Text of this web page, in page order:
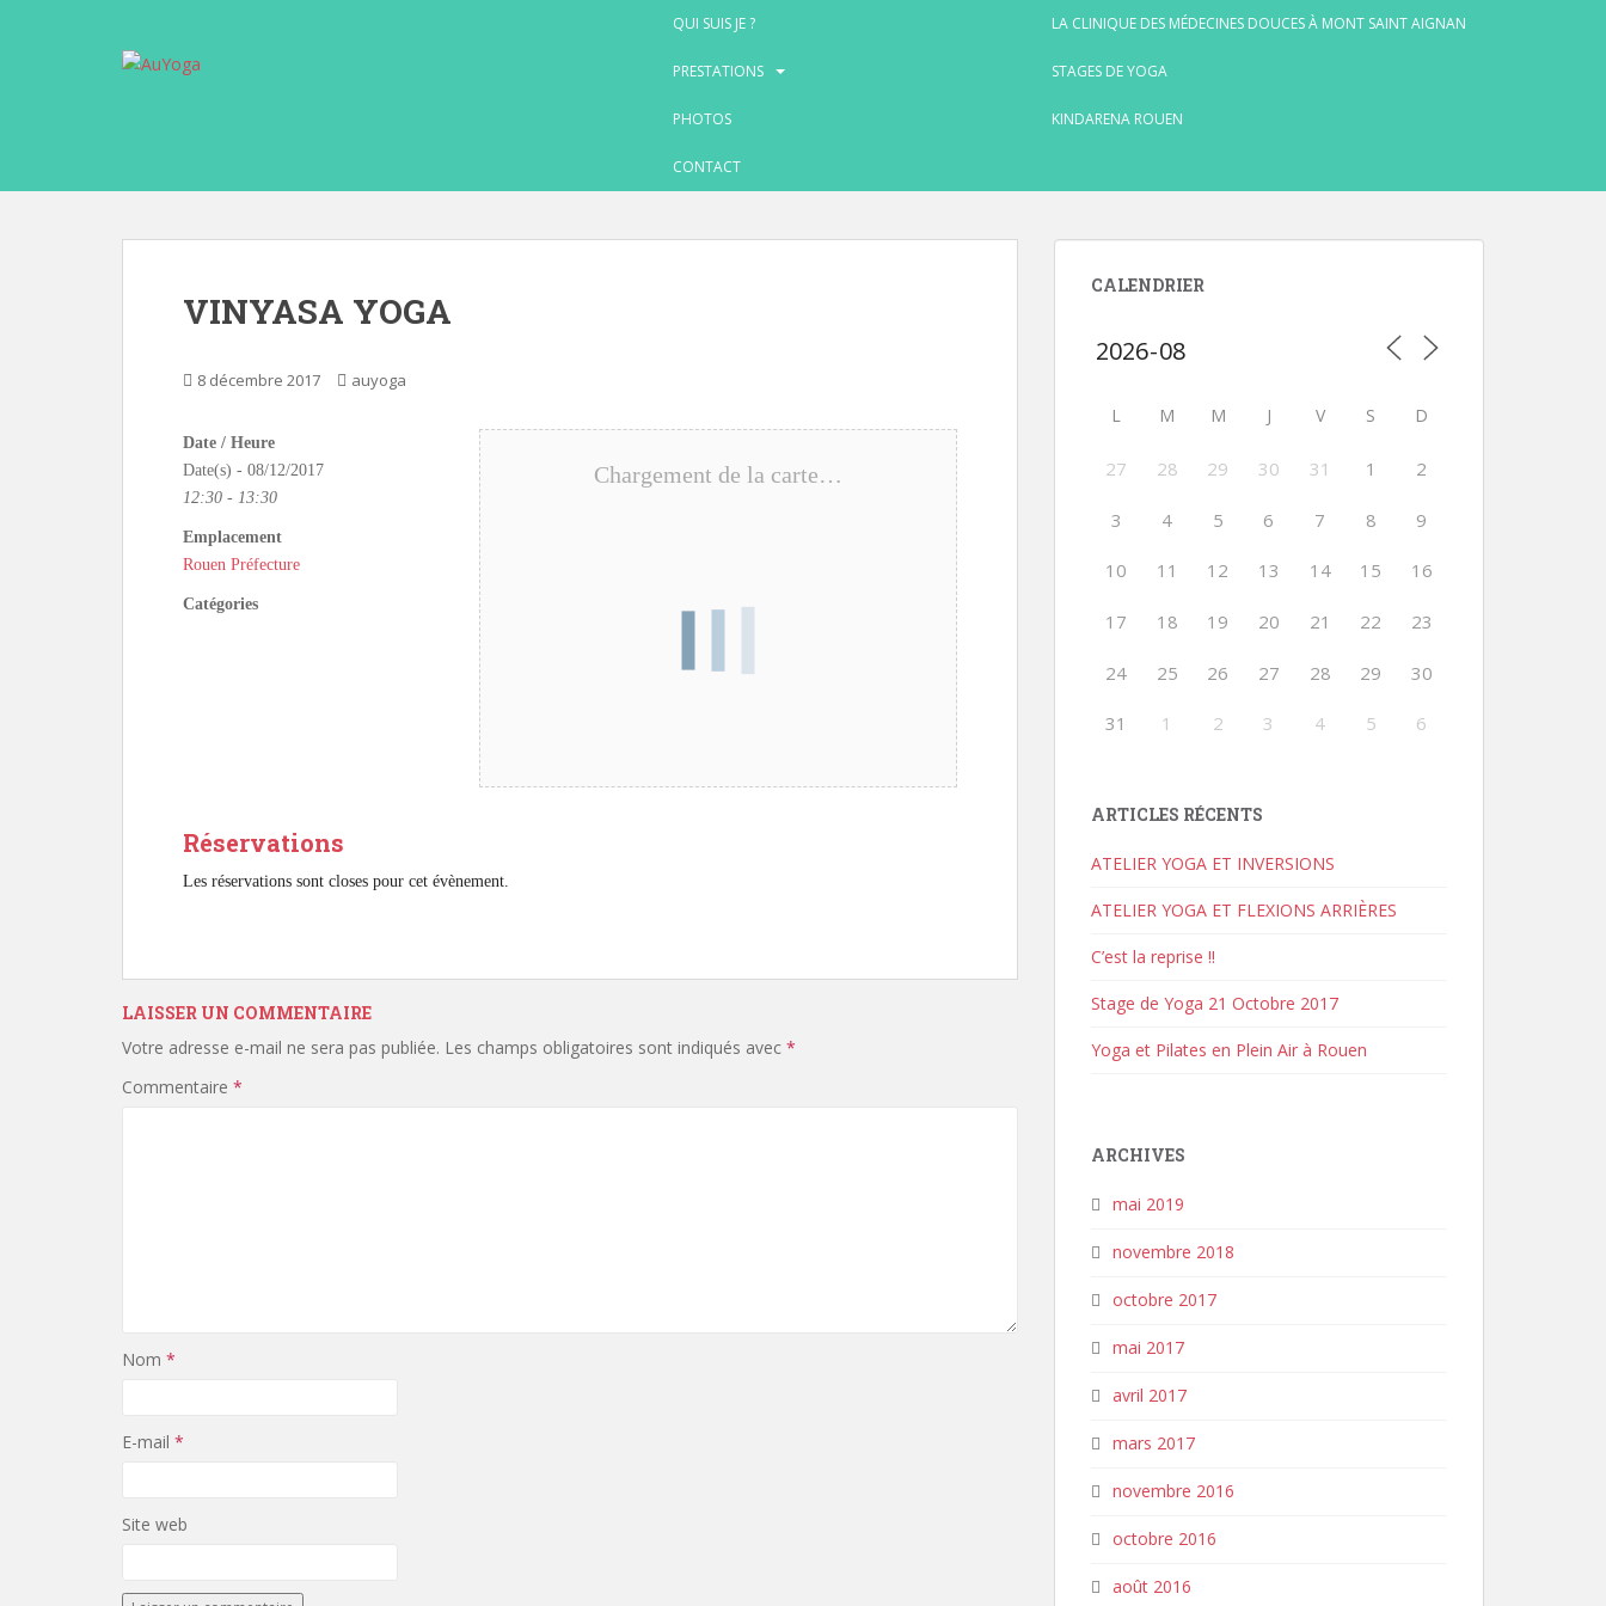
QUI SUIS JE ?
PRESTATIONS
PHOTOS
CONTACT
LA CLINIQUE DES MÉDECINES DOUCES À MONT SAINT AIGNAN
STAGES DE YOGA
KINDARENA ROUEN
VINYASA YOGA
8 décembre 2017 auyoga
Chargement de la carte…
Date / Heure
Date(s) - 08/12/2017
12:30 - 13:30
Emplacement
Rouen Préfecture
Catégories
Réservations
Les réservations sont closes pour cet évènement.
LAISSER UN COMMENTAIRE
Votre adresse e-mail ne sera pas publiée. Les champs obligatoires sont indiqués avec *
Commentaire *
Nom *
E-mail *
Site web
CALENDRIER
L M M J V S D
27 28 29 30 31 1 2
3 4 5 6 7 8 9
10 11 12 13 14 15 16
17 18 19 20 21 22 23
24 25 26 27 28 29 30
31 1 2 3 4 5 6
ARTICLES RÉCENTS
ATELIER YOGA ET INVERSIONS
ATELIER YOGA ET FLEXIONS ARRIÈRES
C’est la reprise !!
Stage de Yoga 21 Octobre 2017
Yoga et Pilates en Plein Air à Rouen
ARCHIVES
mai 2019
novembre 2018
octobre 2017
mai 2017
avril 2017
mars 2017
novembre 2016
octobre 2016
août 2016